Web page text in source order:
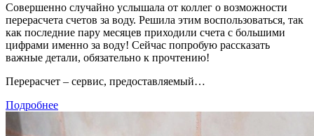
Совершенно случайно услышала от коллег о возможности
перерасчета счетов за воду. Решила этим воспользоваться, так
как последние пару месяцев приходили счета с большими
цифрами именно за воду! Сейчас попробую рассказать
важные детали, обязательно к прочтению!
Перерасчет – сервис, предоставляемый…
Подробнее